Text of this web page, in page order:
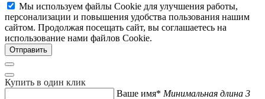
Мы используем файлы Cookie для улучшения работы,
персонализации и повышения удобства пользования нашим
сайтом. Продолжая посещать сайт, вы соглашаетесь на
использование нами файлов Cookie.
Купить в один клик
Ваше имя* Минимальная длина 3